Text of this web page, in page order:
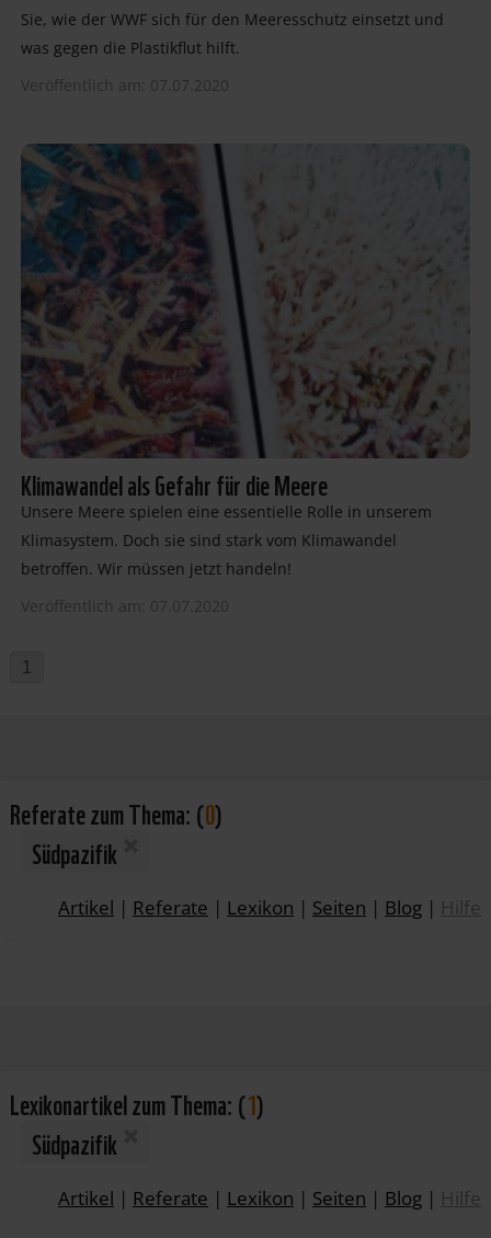
Sie, wie der WWF sich für den Meeresschutz einsetzt und
was gegen die Plastikflut hilft.
Veröffentlich am: 07.07.2020
Klimawandel als Gefahr für die Meere
Unsere Meere spielen eine essentielle Rolle in unserem
Klimasystem. Doch sie sind stark vom Klimawandel
betroffen. Wir müssen jetzt handeln!
Veröffentlich am: 07.07.2020
1
Referate zum Thema:(0)
Südpazifik
Artikel | Referate | Lexikon | Seiten | Blog | Hilfe
Lexikonartikel zum Thema:(1)
Südpazifik
Artikel | Referate | Lexikon | Seiten | Blog | Hilfe